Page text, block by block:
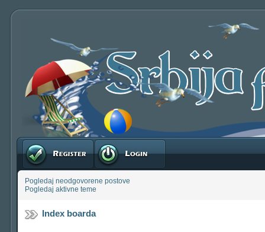
Registruj se Prijavite se
Pogledaj neodgovorene postove
Pogledaj aktivne teme
Index boarda